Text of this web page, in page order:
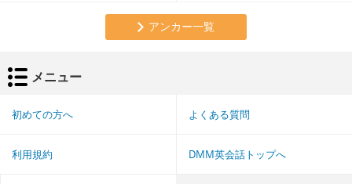
アンカー一覧
メニュー
初めての方へ よくある質問
利用規約 DMM英会話トップへ